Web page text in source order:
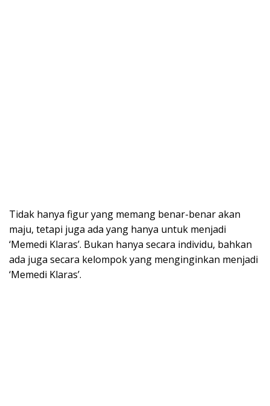
Tidak hanya figur yang memang benar-benar akan
maju, tetapi juga ada yang hanya untuk menjadi
‘Memedi Klaras’. Bukan hanya secara individu, bahkan
ada juga secara kelompok yang menginginkan menjadi
‘Memedi Klaras’.